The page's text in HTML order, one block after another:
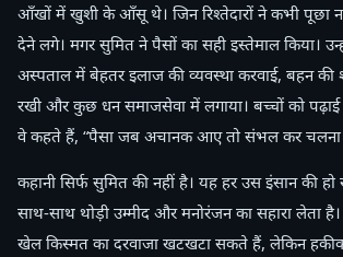
आँखों में खुशी के आँसू थे। जिन रिश्तेदारों ने कभी पूछा
देने लगे। मगर सुमित ने पैसों का सही इस्तेमाल किया।
अस्पताल में बेहतर इलाज की व्यवस्था करवाई, बहन की
रखी और कुछ धन समाजसेवा में लगाया। बच्चों को पढ़ाई
वे कहते हैं, “पैसा जब अचानक आए तो संभल कर चलना
कहानी सिर्फ सुमित की नहीं है। यह हर उस इंसान की
साथ-साथ थोड़ी उम्मीद और मनोरंजन का सहारा लेता
खेल किस्मत का दरवाजा खटखटा सकते हैं, लेकिन